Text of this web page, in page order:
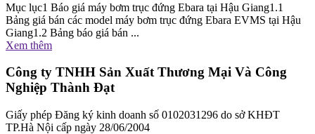
Mục lục1 Báo giá máy bơm trục đứng Ebara tại Hậu Giang1.1
Bảng giá bán các model máy bơm trục đứng Ebara EVMS tại Hậu
Giang1.2 Bảng báo giá bán ...
Xem thêm
Công ty TNHH Sản Xuất Thương Mại Và Công
Nghiệp Thành Đạt
Giấy phép Đăng ký kinh doanh số 0102031296 do sở KHĐT
TP.Hà Nội cấp ngày 28/06/2004